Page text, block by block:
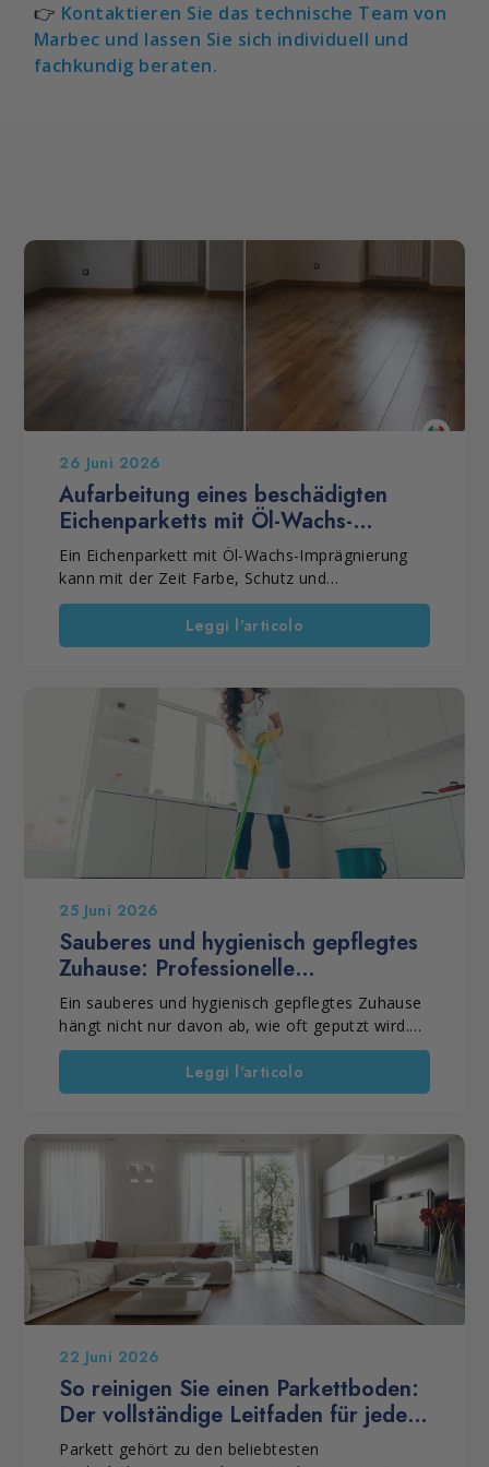
👉 Kontaktieren Sie das technische Team von
Marbec und lassen Sie sich individuell und
fachkundig beraten.
26 Juni 2026
Aufarbeitung eines beschädigten
Eichenparketts mit Öl-Wachs-
Imprägnierung
Ein Eichenparkett mit Öl-Wachs-Imprägnierung
kann mit der Zeit Farbe, Schutz und
Gleichmäßigkeit verlieren. Häufig liegt das an
einer falschen Pflege oder an ungeeigneten
Produkten. Dennoch muss der Boden nicht
tragfähig ist, kann eine professionelle
Restaurierung die Oberfläche wieder stabilisieren.
So bleibt die natürliche Optik erhalten. Außerdem
verlängert sich die Lebensdauer des Parketts.
Leggi l'articolo
25 Juni 2026
Sauberes und hygienisch gepflegtes
Zuhause: Professionelle
Reinigungsprodukte für den
Haushalt
Ein sauberes und hygienisch gepflegtes Zuhause
hängt nicht nur davon ab, wie oft geputzt wird.
Ebenso wichtig sind die richtige Methode und die
passenden Produkte. Deshalb sollte man bei
professionellen Reinigungsprodukten für den
Reinigung, der Grundreinigung und speziellen
Reinigungsmaßnahmen unterscheiden. Mit den
richtigen Lösungen lassen sich Schmutz, Staub,
Rückstände und Beläge wirksam entfernen, die
Alltagshygiene verbessern und Oberflächen
langfristig gepflegt erhalten. Eine gründliche
Hausreinigung bietet außerdem die ideale
Gelegenheit, längst aufgeschobene Arbeiten im
Haushalt endlich zu erledigen.
Leggi l'articolo
22 Juni 2026
So reinigen Sie einen Parkettboden:
Der vollständige Leitfaden für jede
Oberflächenbehandlung
Parkett gehört zu den beliebtesten